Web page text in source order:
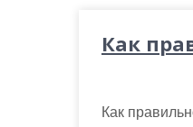
Как
Как